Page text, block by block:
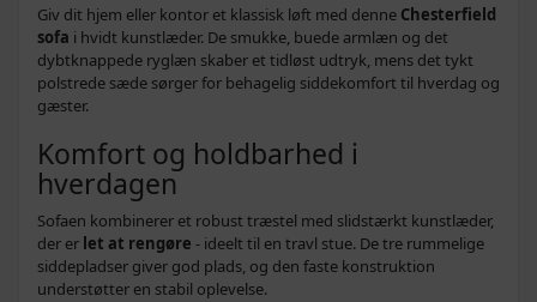
Giv dit hjem eller kontor et klassisk løft med denne Chesterfield
sofa i hvidt kunstlæder. De smukke, buede armlæn og det
dybtknappede ryglæn skaber et tidløst udtryk, mens det tykt
polstrede sæde sørger for behagelig siddekomfort til hverdag og
gæster.
Komfort og holdbarhed i
hverdagen
Sofaen kombinerer et robust træstel med slidstærkt kunstlæder,
der er let at rengøre - ideelt til en travl stue. De tre rummelige
siddepladser giver god plads, og den faste konstruktion
understøtter en stabil oplevelse.